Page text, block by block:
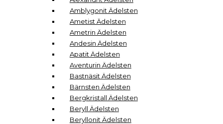
Amblygonit Ädelsten
Ametist Ädelsten
Ametrin Ädelsten
Andesin Ädelsten
Apatit Ädelsten
Aventurin Ädelsten
Bastnäsit Ädelsten
Bärnsten Ädelsten
Bergkristall Ädelsten
Beryll Ädelsten
Beryllonit Ädelsten